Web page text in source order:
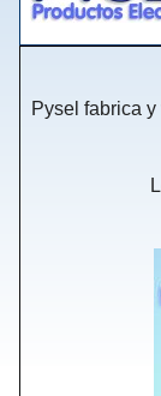
Pysel fabrica